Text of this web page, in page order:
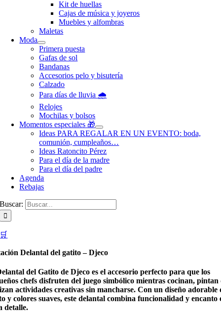
Kit de huellas
Cajas de música y joyeros
Muebles y alfombras
Maletas
Moda
Primera puesta
Gafas de sol
Bandanas
Accesorios pelo y bisutería
Calzado
Para días de lluvia 🌧️
Relojes
Mochilas y bolsos
Momentos especiales 🎁
Ideas PARA REGALAR EN UN EVENTO: boda,
comunión, cumpleaños…
Ideas Ratoncito Pérez
Para el día de la madre
Para el día del padre
Agenda
Rebajas
Buscar:
🛒
Delantal del gatito – Djeco
del Gatito de Djeco es el accesorio perfecto para que los
chefs disfruten del juego simbólico mientras cocinan, pintan
actividades creativas sin mancharse. Con un diseño adorable
y colores suaves, este delantal combina funcionalidad y encanto
detalle.